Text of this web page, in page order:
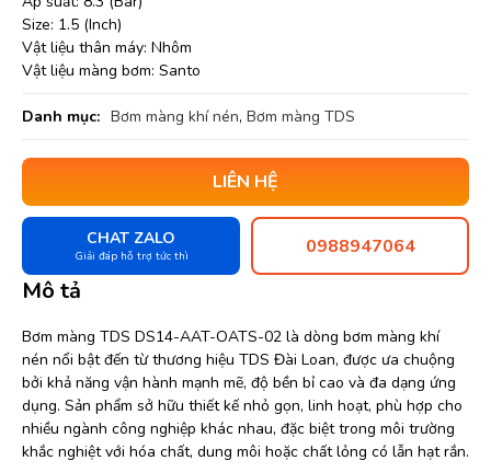
Size: 1.5 (Inch)
Vật liệu thân máy: Nhôm
Vật liệu màng bơm: Santo
Danh mục: Bơm màng khí nén, Bơm màng TDS
LIÊN HỆ
CHAT ZALO
Giải đáp hỗ trợ tức thì 0988947064
Mô tả
Bơm màng TDS DS14-AAT-OATS-02 là dòng bơm màng khí
nén nổi bật đến từ thương hiệu TDS Đài Loan, được ưa chuộng
bởi khả năng vận hành mạnh mẽ, độ bền bỉ cao và đa dạng ứng
dụng. Sản phẩm sở hữu thiết kế nhỏ gọn, linh hoạt, phù hợp cho
nhiều ngành công nghiệp khác nhau, đặc biệt trong môi trường
khắc nghiệt với hóa chất, dung môi hoặc chất lỏng có lẫn hạt rắn.